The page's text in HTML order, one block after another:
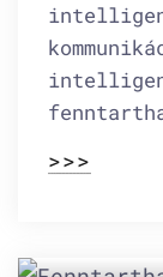
>>>